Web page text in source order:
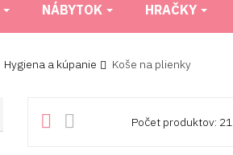
NÁBYTOK HRAČKY
Hygiena a kúpanie Koše na plienky
  Počet produktov: 21